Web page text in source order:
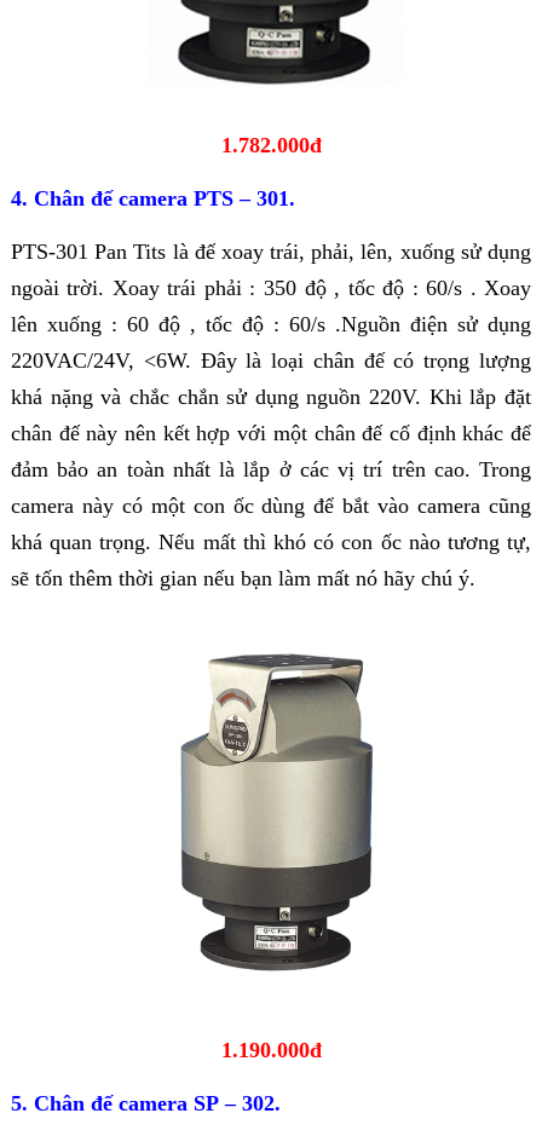
1.782.000đ
4. Chân đế camera PTS – 301.
PTS-301 Pan Tits là đế xoay trái, phải, lên, xuống sử dụng
ngoài trời. Xoay trái phải : 350 độ , tốc độ : 60/s . Xoay
lên xuống : 60 độ , tốc độ : 60/s .Nguồn điện sử dụng
220VAC/24V, <6W. Đây là loại chân đế có trọng lượng
khá nặng và chắc chắn sử dụng nguồn 220V. Khi lắp đặt
chân đế này nên kết hợp với một chân đế cố định khác để
đảm bảo an toàn nhất là lắp ở các vị trí trên cao. Trong
camera này có một con ốc dùng để bắt vào camera cũng
khá quan trọng. Nếu mất thì khó có con ốc nào tương tự,
sẽ tốn thêm thời gian nếu bạn làm mất nó hãy chú ý.
1.190.000đ
5. Chân đế camera SP – 302.